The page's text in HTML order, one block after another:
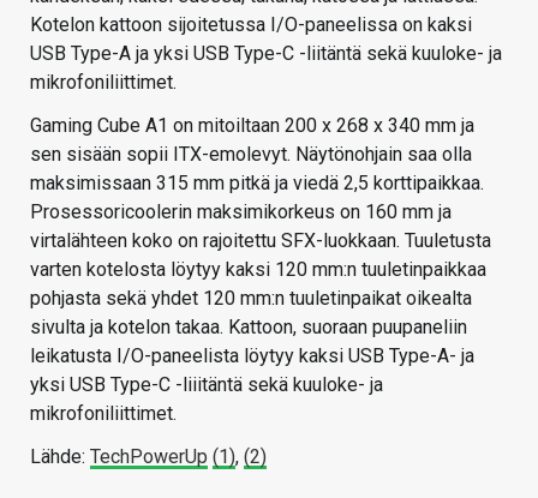
Kotelon kattoon sijoitetussa I/O-paneelissa on kaksi
USB Type-A ja yksi USB Type-C -liitäntä sekä kuuloke- ja
mikrofoniliittimet.
Gaming Cube A1 on mitoiltaan 200 x 268 x 340 mm ja
sen sisään sopii ITX-emolevyt. Näytönohjain saa olla
maksimissaan 315 mm pitkä ja viedä 2,5 korttipaikkaa.
Prosessoricoolerin maksimikorkeus on 160 mm ja
virtalähteen koko on rajoitettu SFX-luokkaan. Tuuletusta
varten kotelosta löytyy kaksi 120 mm:n tuuletinpaikkaa
pohjasta sekä yhdet 120 mm:n tuuletinpaikat oikealta
sivulta ja kotelon takaa. Kattoon, suoraan puupaneliin
leikatusta I/O-paneelista löytyy kaksi USB Type-A- ja
yksi USB Type-C -liiitäntä sekä kuuloke- ja
mikrofoniliittimet.
Lähde: TechPowerUp (1), (2)